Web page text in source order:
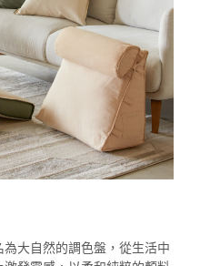
大自然的調色盤，從生活中